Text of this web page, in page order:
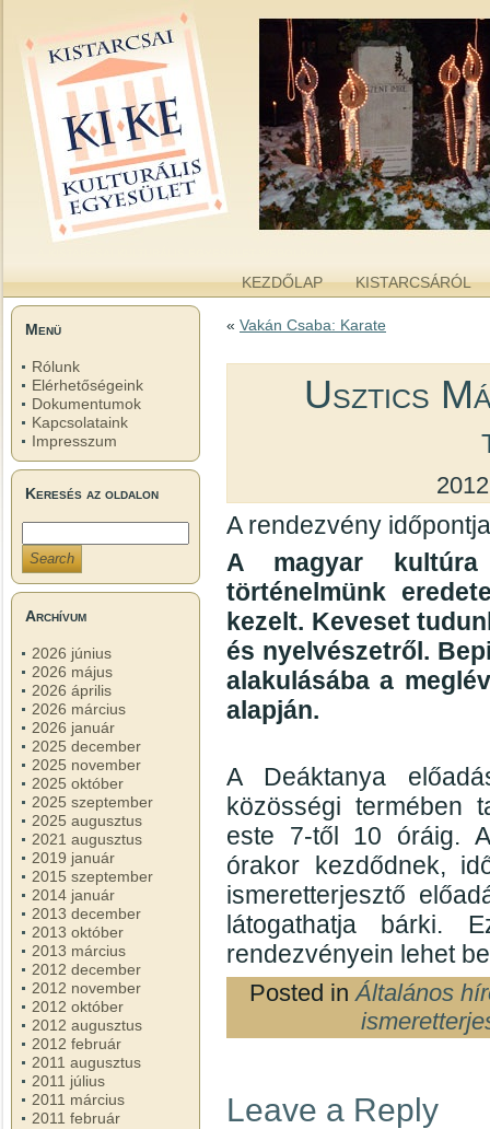
KEZDŐLAP KISTARCSÁRÓL
Menü
Rólunk
Elérhetőségeink
Dokumentumok
Kapcsolataink
Impresszum
Keresés az oldalon
Archívum
2026 június
2026 május
2026 április
2026 március
2026 január
2025 december
2025 november
2025 október
2025 szeptember
2025 augusztus
2021 augusztus
2019 január
2015 szeptember
2014 január
2013 december
2013 október
2013 március
2012 december
2012 november
2012 október
2012 augusztus
2012 február
2011 augusztus
2011 július
2011 március
2011 február
« Vakán Csaba: Karate
Usztics
A rendezvény
A magyar
történelmünk
kezelt. Keveset
és nyelvészetről.
alakulásába a
alapján.
A Deáktanya
közösségi termében
este 7-től 10 óráig.
órakor kezdődnek,
ismeretterjesztő
látogathatja bárki.
rendezvényein lehet
Posted in Általános
Leave a Reply